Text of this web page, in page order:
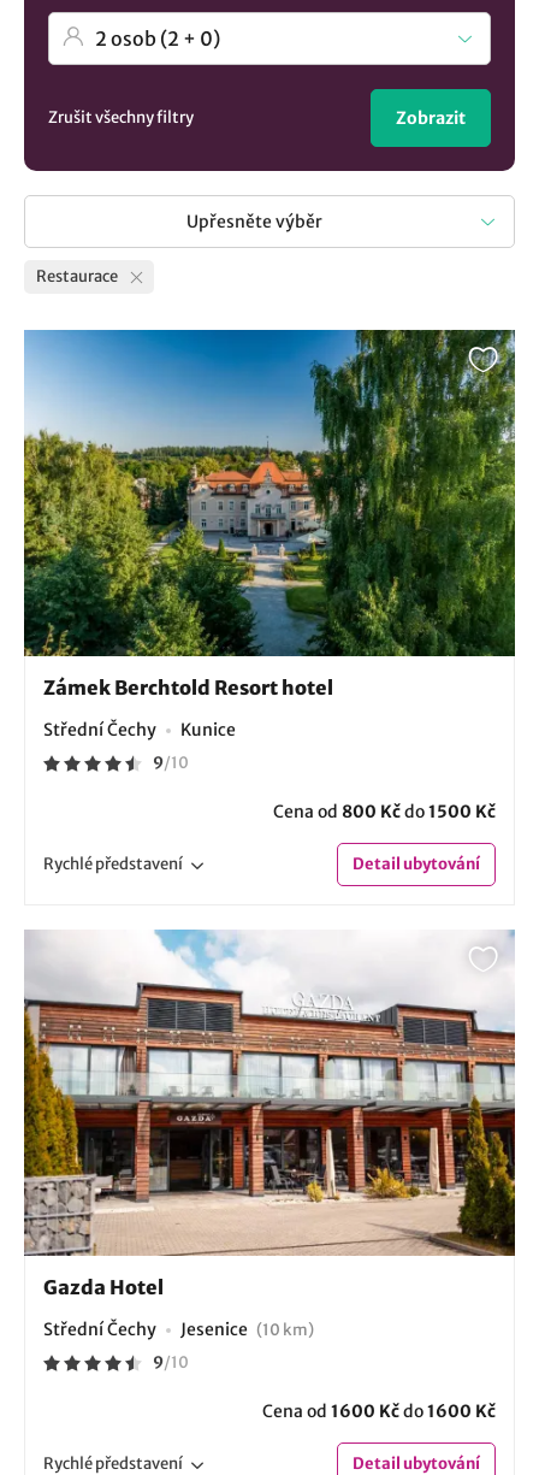
Zrušit všechny filtry Zobrazit
Upřesněte výběr
Restaurace
Zámek Berchtold Resort hotel
Střední Čechy Kunice
9/10
Cena od 800 Kčdo1500 Kč
Rychlépředstavení Detailubytování
Gazda Hotel
Střední Čechy Jesenice (10 km)
9/10
Cena od 1600 Kčdo1600 Kč
Rychlépředstavení Detailubytování